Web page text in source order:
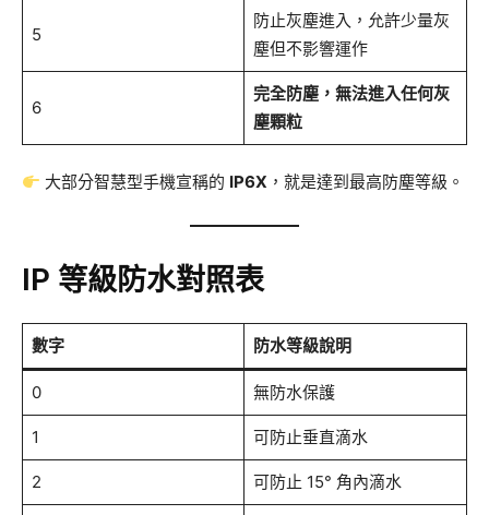
5
防止灰塵進入，允許少量灰
塵但不影響運作
6
完全防塵，無法進入任何灰
塵顆粒
大部分智慧型手機宣稱的 IP6X ，就是達到最高防塵等級。
IP 等級防水對照表
數字 防水等級說明
0 無防水保護
1 可防止垂直滴水
2 可防止 15° 角內滴水